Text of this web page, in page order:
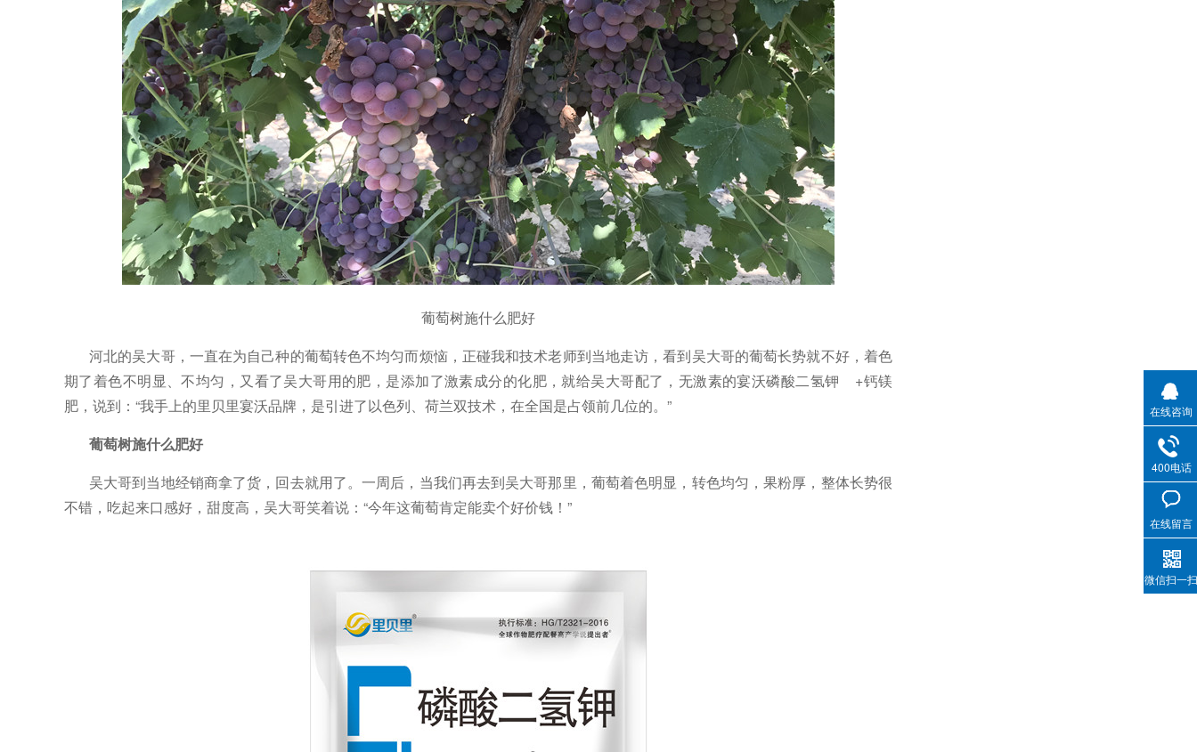
葡萄树施什么肥好
河北的吴大哥，一直在为自己种的葡萄转色不均匀而烦恼，正碰我和技术老师到当地走访，看到吴大哥的葡萄长势就不好，着色
期了着色不明显、不均匀，又看了吴大哥用的肥，是添加了激素成分的化肥，就给吴大哥配了，无激素的宴沃磷酸二氢钾
+钙镁
肥，说到：“我手上的里贝里宴沃品牌，是引进了以色列、荷兰双技术，在全国是占领前几位的。”
葡萄树施什么肥好
吴大哥到当地经销商拿了货，回去就用了。一周后，当我们再去到吴大哥那里，葡萄着色明显，转色均匀，果粉厚，整体长势很
不错，吃起来口感好，甜度高，吴大哥笑着说： “今年这葡萄肯定能卖个好价钱！”
在线咨询
400电话
在线留言
微信扫一扫